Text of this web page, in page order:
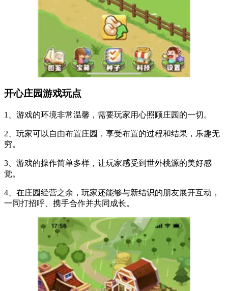
开心庄园游戏玩点
1、游戏的环境非常温馨，需要玩家用心照顾庄园的一切。
2、玩家可以自由布置庄园，享受布置的过程和结果，乐趣无
穷。
3、游戏的操作简单多样，让玩家感受到世外桃源的美好感
觉。
4、在庄园经营之余，玩家还能够与新结识的朋友展开互动，
一同打招呼、携手合作并共同成长。